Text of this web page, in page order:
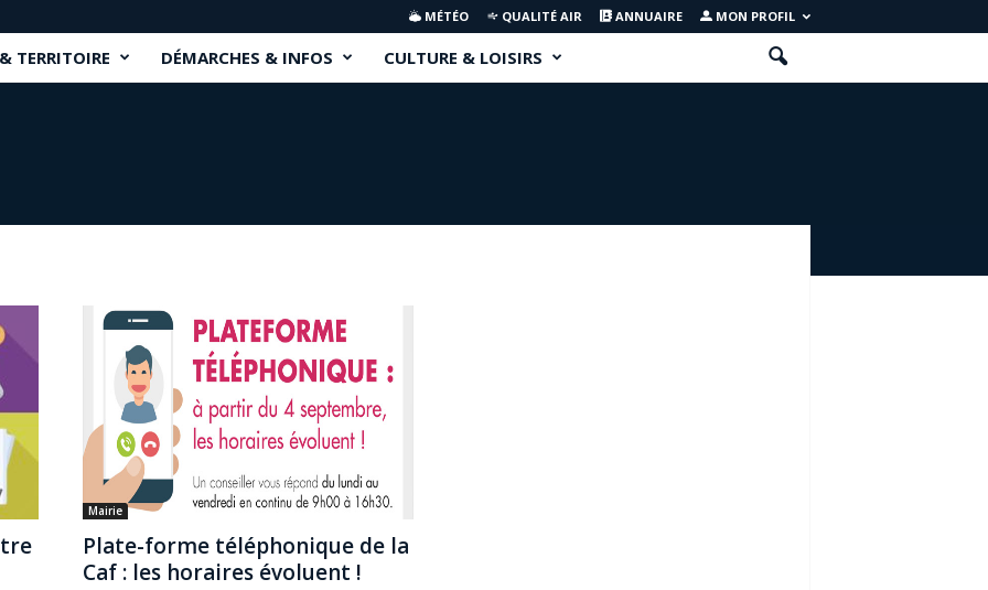
MÉTÉO QUALITÉ AIR ANNUAIRE MON PROFIL
TERRITOIRE DÉMARCHES & INFOS CULTURE & LOISIRS
Mairie
Plate-forme téléphonique de la
Caf : les horaires évoluent !